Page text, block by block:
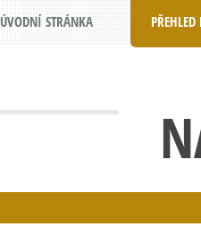
ÚVODNÍ STRÁNKA